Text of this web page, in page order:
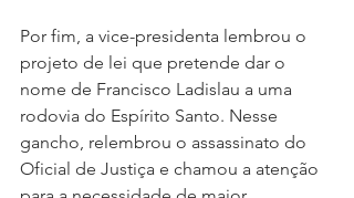
Por fim, a vice-presidenta lembrou o
projeto de lei que pretende dar o
nome de Francisco Ladislau a uma
rodovia do Espírito Santo. Nesse
gancho, relembrou o assassinato do
Oficial de Justiça e chamou a atenção